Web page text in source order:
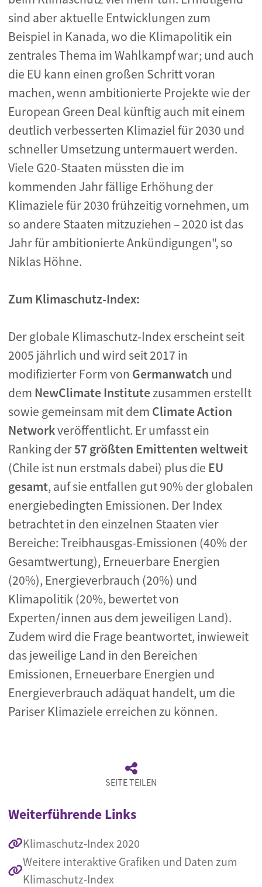
sind aber aktuelle Entwicklungen zum
Beispiel in Kanada, wo die Klimapolitik ein
zentrales Thema im Wahlkampf war; und auch
die EU kann einen großen Schritt voran
machen, wenn ambitionierte Projekte wie der
European Green Deal künftig auch mit einem
deutlich verbesserten Klimaziel für 2030 und
schneller Umsetzung untermauert werden.
Viele G20-Staaten müssten die im
kommenden Jahr fällige Erhöhung der
Klimaziele für 2030 frühzeitig vornehmen, um
so andere Staaten mitzuziehen – 2020 ist das
Jahr für ambitionierte Ankündigungen", so
Niklas Höhne.
Zum Klimaschutz-Index:
Der globale Klimaschutz-Index erscheint seit
2005 jährlich und wird seit 2017 in
modifizierter Form von Germanwatch und
dem NewClimate Institutezusammen erstellt
sowie gemeinsam mit dem Climate Action
Networkveröffentlicht. Er umfasst ein
Ranking der57 größten Emittenten weltweit
(Chile ist nun erstmals dabei) plus die EU
gesamt, auf sie entfallen gut 90% der globalen
energiebedingten Emissionen. Der Index
betrachtet in den einzelnen Staaten vier
Bereiche: Treibhausgas-Emissionen (40% der
Gesamtwertung), Erneuerbare Energien
(20%), Energieverbrauch (20%) und
Klimapolitik (20%, bewertet von
Experten/innen aus dem jeweiligen Land).
Zudem wird die Frage beantwortet, inwieweit
das jeweilige Land in den Bereichen
Emissionen, Erneuerbare Energien und
Energieverbrauch adäquat handelt, um die
Pariser Klimaziele erreichen zu können.
SEITE TEILEN
Weiterführende Links
Klimaschutz-Index 2020
Weitere interaktive Grafiken und Daten zum
Klimaschutz-Index